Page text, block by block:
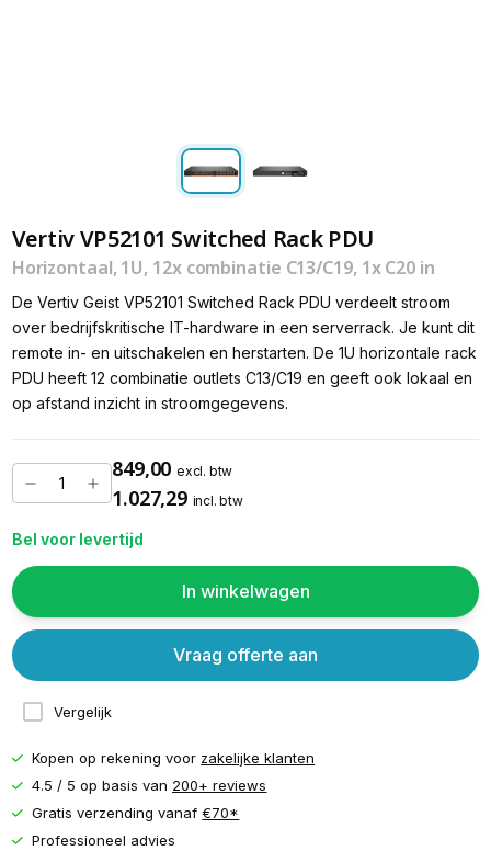
Vertiv VP52101 Switched Rack PDU
Horizontaal, 1U, 12x combinatie C13/C19, 1x C20 in
De Vertiv Geist VP52101 Switched Rack PDU verdeelt stroom
over bedrijfskritische IT-hardware in een serverrack. Je kunt dit
remote in- en uitschakelen en herstarten. De 1U horizontale rack
PDU heeft 12 combinatie outlets C13/C19 en geeft ook lokaal en
op afstand inzicht in stroomgegevens.
849,00 excl. btw
1.027,29 incl. btw
Bel voor levertijd
In winkelwagen
Vergelijk
Vraag offerte aan
Kopen op rekening voor zakelijke klanten
4.5 / 5 op basis van 200+ reviews
Gratis verzending vanaf€70*
Professioneel advies